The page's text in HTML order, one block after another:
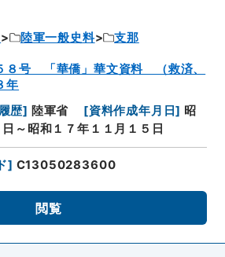
陸軍一般史料
支那
８号 「華僑」華文資料 （救済、
年
歴] 陸軍省 [資料作成年月日] 昭
～昭和１７年１１月１５日
] C13050283600
閲覧